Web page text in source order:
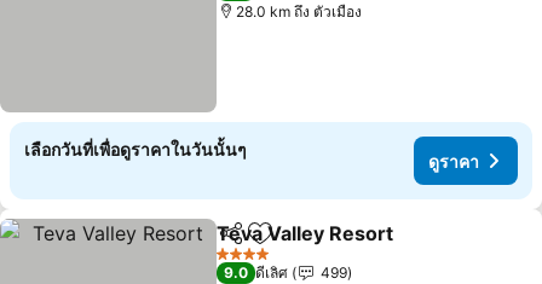
28.0 km ถึง ตัวเมือง
เลือกวันที่เพื่อดูราคาในวันนั้นๆ
ดูราคา
แชร์ เพิ่มในรายการโปรด
Teva Valley Resort
4 ดาว
9.0 ดีเลิศ
499